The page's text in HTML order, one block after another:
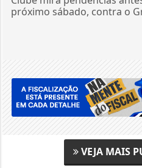
próximo sábado, contra o
VEJA MAIS